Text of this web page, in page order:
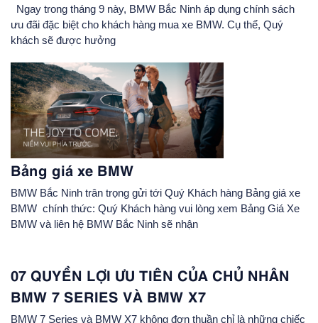
Ngay trong tháng 9 này, BMW Bắc Ninh áp dụng chính sách
ưu đãi đặc biệt cho khách hàng mua xe BMW. Cụ thể, Quý
khách sẽ được hưởng
Bảng giá xe BMW
BMW Bắc Ninh trân trọng gửi tới Quý Khách hàng Bảng giá xe
BMW chính thức: Quý Khách hàng vui lòng xem Bảng Giá Xe
BMW và liên hệ BMW Bắc Ninh sẽ nhận
07 QUYỀN LỢI ƯU TIÊN CỦA CHỦ NHÂN
BMW 7 SERIES VÀ BMW X7
BMW 7 Series và BMW X7 không đơn thuần chỉ là những chiếc